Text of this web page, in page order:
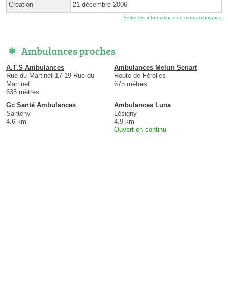
Création 21 décembre 2006
Éditer les informations de mon ambulance
Ambulances proches
A.T.S Ambulances
Rue du Martinet 17-19 Rue du
Martinet
635 mètres
Ambulances Melun Senart
Route de Férolles
675 mètres
Gc Santé Ambulances
Santeny
4.6 km
Ambulances Luna
Lésigny
4.9 km
Ouvert en continu